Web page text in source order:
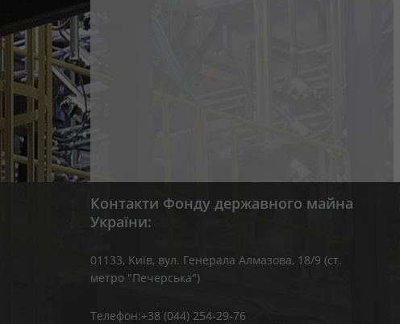
Контакти Фонду державного майна
України:
01133, Kиїв, вул. Генерала Алмазова, 18/9 (ст.
метро "Печерська")
Телефон:+38 (044) 254-29-76